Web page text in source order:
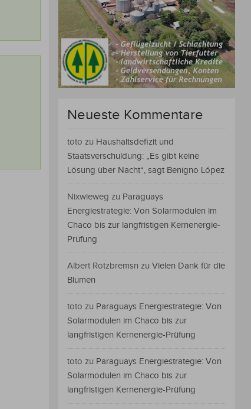
Neueste Kommentare
toto zu Haushaltsdefizit und
Staatsverschuldung: „Es gibt keine
Lösung über Nacht“, sagt Benigno López
Nixwieweg zu Paraguays
Energiestrategie: Von Solarmodulen im
Chaco bis zur langfristigen Kernenergie-
Prüfung
Albert Rotzbremsn zu Vielen Dank für die
Blumen
toto zu Paraguays Energiestrategie: Von
Solarmodulen im Chaco bis zur
langfristigen Kernenergie-Prüfung
toto zu Paraguays Energiestrategie: Von
Solarmodulen im Chaco bis zur
langfristigen Kernenergie-Prüfung